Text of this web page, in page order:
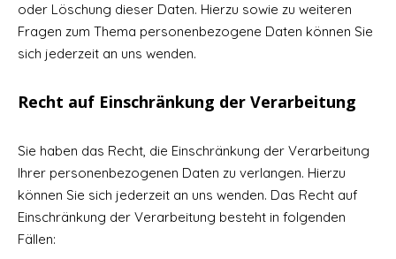
oder Löschung dieser Daten. Hierzu sowie zu weiteren
Fragen zum Thema personenbezogene Daten können Sie
sich jederzeit an uns wenden.
Recht auf Einschränkung der Verarbeitung
Sie haben das Recht, die Einschränkung der Verarbeitung
Ihrer personenbezogenen Daten zu verlangen. Hierzu
können Sie sich jederzeit an uns wenden. Das Recht auf
Einschränkung der Verarbeitung besteht in folgenden
Fällen: